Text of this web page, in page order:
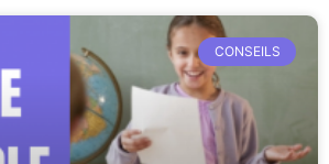
CONSEILS